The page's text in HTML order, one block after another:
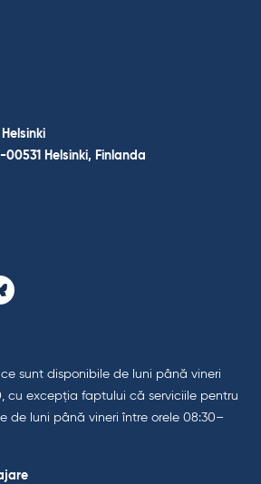
Helsinki, Finlanda
sunt disponibile de luni până vineri
cu excepția faptului că serviciile pentru
de luni până vineri între orele 08:30–